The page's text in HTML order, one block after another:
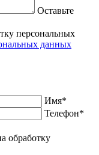
Оставьте
персональных
данных
Имя*
Телефон*
обработку